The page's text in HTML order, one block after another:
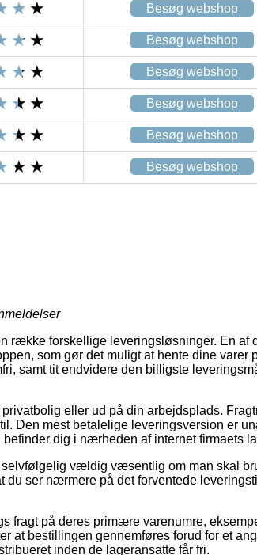
Besøg webshop
Besøg webshop
Besøg webshop
Besøg webshop
Besøg webshop
Besøg webshop
række forskellige leveringsløsninger. En af
som gør det muligt at hente dine varer
samt tit endvidere den billigste
eller ud på din arbejdsplads.
Den mest betalelige leveringsversion er
dig i nærheden af internet firmaets
vældig væsentlig om man skal
du ser nærmere på det forventede
fragt på deres primære varenumre,
at bestillingen gennemføres forud for et
inden de lageransatte får fri.